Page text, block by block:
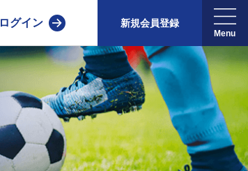
ログイン 新規会員登録